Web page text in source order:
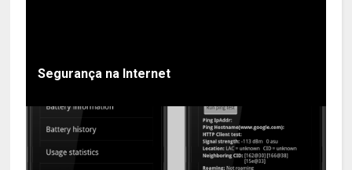
Segurança na Internet